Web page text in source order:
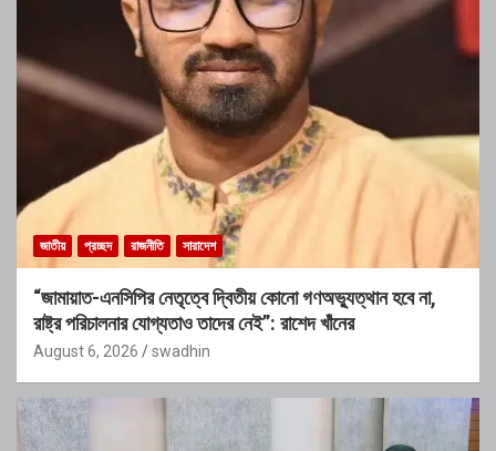
জাতীয় প্রচ্ছদ রাজনীতি সারাদেশ
“জামায়াত-এনসিপির নেতৃত্বে দ্বিতীয় কোনো গণঅভ্যুত্থান হবে না,
রাষ্ট্র পরিচালনার যোগ্যতাও তাদের নেই”: রাশেদ খাঁনের
August 6, 2026 swadhin